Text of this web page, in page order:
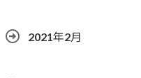
2021年2月